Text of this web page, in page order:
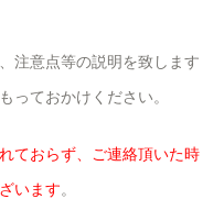
注意点等の説明を致します
っておかけください。
ておらず、ご連絡頂いた時
います。